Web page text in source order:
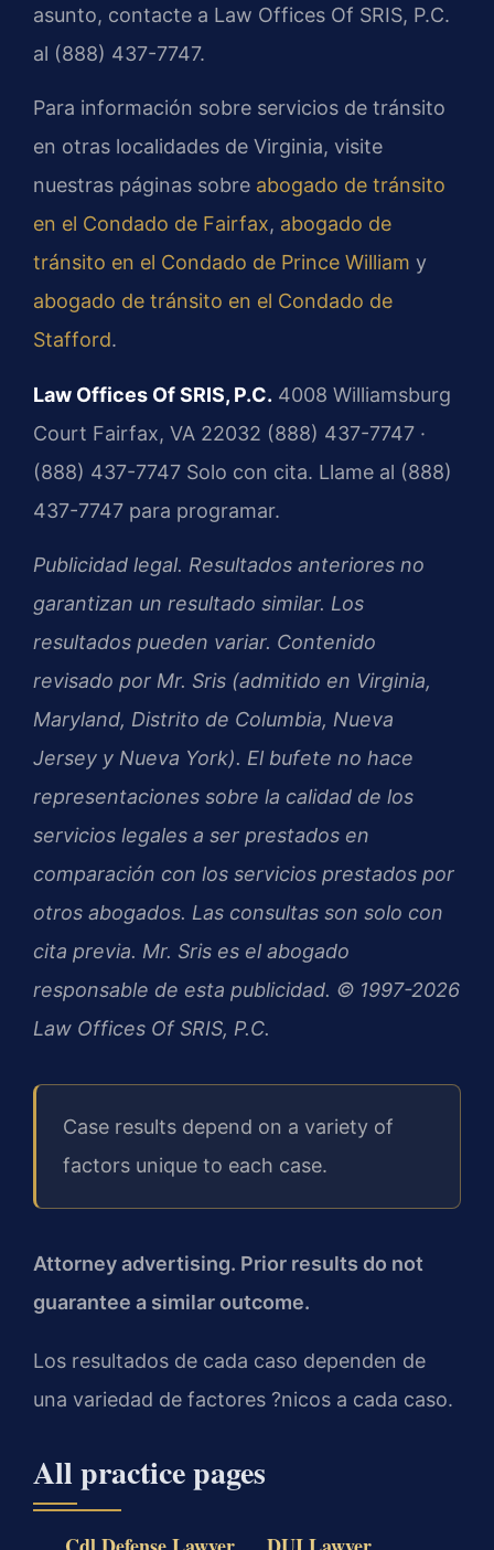
asunto, contacte a Law Offices Of SRIS, P.C.
al (888) 437-7747.
Para información sobre servicios de tránsito
en otras localidades de Virginia, visite
nuestras páginas sobre abogado de tránsito
en el Condado de Fairfax, abogado de
tránsito en el Condado de Prince William y
abogado de tránsito en el Condado de
Stafford.
Law Offices Of SRIS, P.C. 4008 Williamsburg
Court Fairfax, VA 22032 (888) 437-7747 ·
(888) 437-7747 Solo con cita. Llame al (888)
437-7747 para programar.
Publicidad legal. Resultados anteriores no
garantizan un resultado similar. Los
resultados pueden variar. Contenido
revisado por Mr. Sris (admitido en Virginia,
Maryland, Distrito de Columbia, Nueva
Jersey y Nueva York). El bufete no hace
representaciones sobre la calidad de los
servicios legales a ser prestados en
comparación con los servicios prestados por
otros abogados. Las consultas son solo con
cita previa. Mr. Sris es el abogado
responsable de esta publicidad. © 1997-2026
Law Offices Of SRIS, P.C.
Case results depend on a variety of
factors unique to each case.
Attorney advertising. Prior results do not
guarantee a similar outcome.
Los resultados de cada caso dependen de
una variedad de factores ?nicos a cada caso.
All practice pages